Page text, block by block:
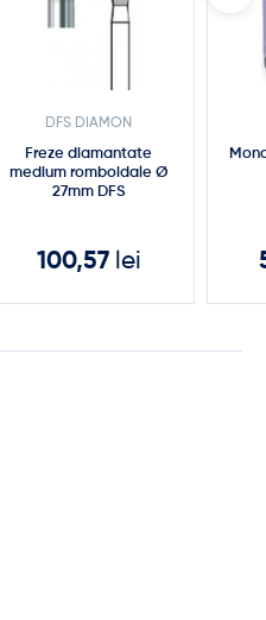
DFS DIAMON
Freze diamantate
medium romboidale Ø
27mm DFS
100,57 lei